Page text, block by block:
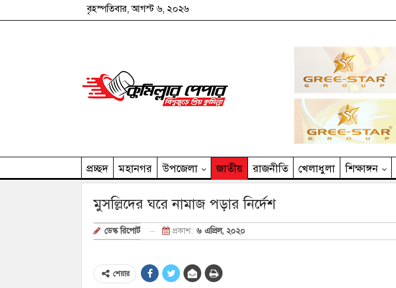
বৃহস্পতিবার, আগস্ট ৬, ২০২৬
প্রচ্ছদ মহানগর উপজেলা জাতীয় রাজনীতি খেলাধুলা শিক্ষাঙ্গন
মুসল্লিদের ঘরে নামাজ পড়ার নির্দেশ
ডেস্ক রিপোর্ট প্রকাশ: ৬ এপ্রিল, ২০২০
শেয়ার